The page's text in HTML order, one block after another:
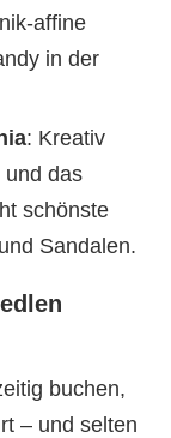
affine
in der
: Kreativ
und das
schönste
Sandalen.
buchen,
– und selten